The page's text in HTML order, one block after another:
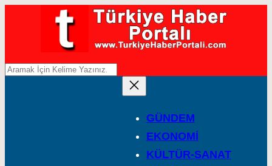
A
GÜNDEM
EKONOMİ
KÜLTÜR-SANAT